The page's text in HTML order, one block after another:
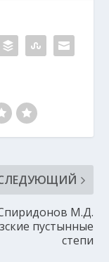
М.Д.
пустынные
степи